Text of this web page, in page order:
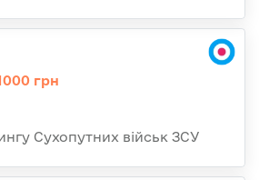
грн
Сухопутних військ ЗСУ